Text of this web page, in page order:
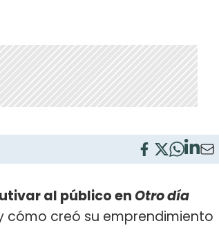
al público en Otro día
cómo creó su emprendimiento